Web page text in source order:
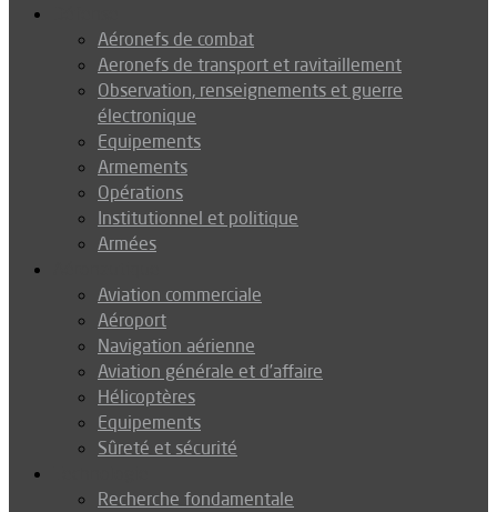
Aéronefs de combat
Aeronefs de transport et ravitaillement
Observation, renseignements et guerre
électronique
Equipements
Armements
Opérations
Institutionnel et politique
Armées
Aviation commerciale
Aéroport
Navigation aérienne
Aviation générale et d’affaire
Hélicoptères
Equipements
Sûreté et sécurité
Recherche fondamentale